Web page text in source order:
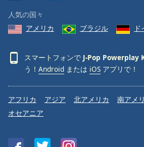
人気の国々
アメリカ
ブラジル
スマートフォンで J-Pop Powerplay
う！ Android または iOS アプリで！
アフリカ アジア 北アメリカ 南アメ
オセアニア